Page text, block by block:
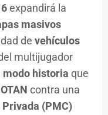
expandirá la
masivos
de vehículos
multijugador
modo historia que
OTAN contra una
(PMC)